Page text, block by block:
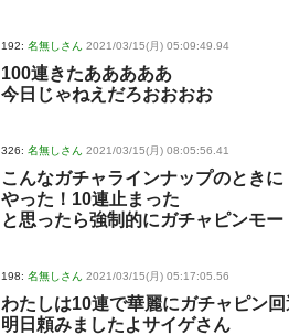
192: 名無しさん 2021/03/15(月) 05:09:49.94
100連きたあああああ
今日じゃねえだろおおおお
326: 名無しさん 2021/03/15(月) 08:05:56.41
こんなガチャラインナップのときに
やった！10連止まった
と思ったら強制的にガチャピンモ
198: 名無しさん 2021/03/15(月) 05:17:05.56
わたしは10連で華麗にガチャピン回
明日頼みましたよサイゲさん